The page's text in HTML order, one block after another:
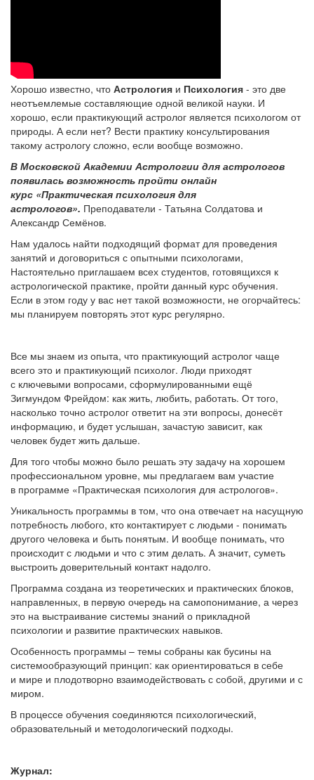
Хорошо известно, что Астрология и Психология - это две
неотъемлемые составляющие одной великой науки. И
хорошо, если практикующий астролог является психологом от
природы. А если нет? Вести практику консультирования
такому астрологу сложно, если вообще возможно.
В Московской Академии Астрологии для астрологов
появилась возможность пройти онлайн
курс «Практическая психология для
астрологов». Преподаватели - Татьяна Солдатова и
Александр Семёнов.
Нам удалось найти подходящий формат для проведения
занятий и договориться с опытными психологами,
Настоятельно приглашаем всех студентов, готовящихся к
астрологической практике, пройти данный курс обучения.
Если в этом году у вас нет такой возможности, не огорчайтесь:
мы планируем повторять этот курс регулярно.
Все мы знаем из опыта, что практикующий астролог чаще
всего это и практикующий психолог. Люди приходят
с ключевыми вопросами, сформулированными ещё
Зигмундом Фрейдом: как жить, любить, работать. От того,
насколько точно астролог ответит на эти вопросы, донесёт
информацию, и будет услышан, зачастую зависит, как
человек будет жить дальше.
Для того чтобы можно было решать эту задачу на хорошем
профессиональном уровне, мы предлагаем вам участие
в программе «Практическая психология для астрологов».
Уникальность программы в том, что она отвечает на насущную
потребность любого, кто контактирует с людьми - понимать
другого человека и быть понятым. И вообще понимать, что
происходит с людьми и что с этим делать. А значит, суметь
выстроить доверительный контакт надолго.
Программа создана из теоретических и практических блоков,
направленных, в первую очередь на самопонимание, а через
это на выстраивание системы знаний о прикладной
психологии и развитие практических навыков.
Особенность программы – темы собраны как бусины на
системообразующий принцип: как ориентироваться в себе
и мире и плодотворно взаимодействовать с собой, другими и с
миром.
В процессе обучения соединяются психологический,
образовательный и методологический подходы.
Журнал: